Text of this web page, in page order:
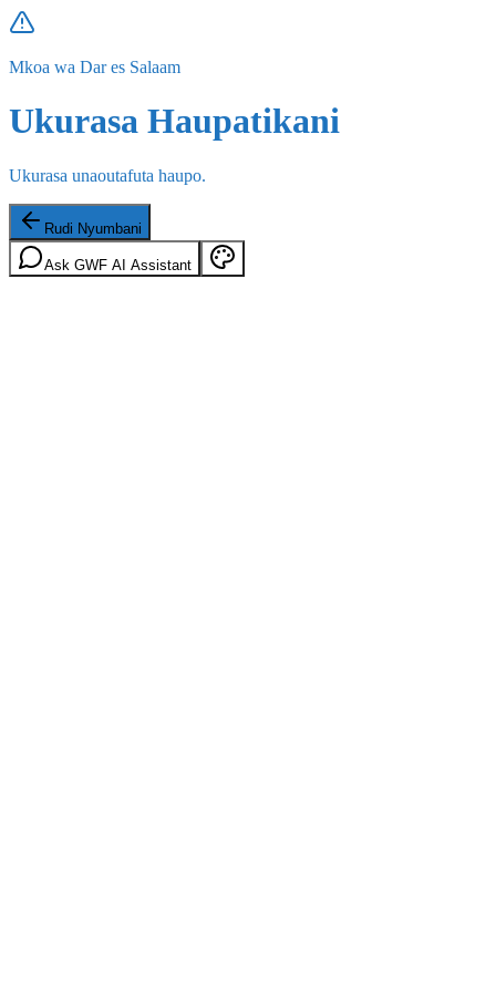
Mkoa wa Dar es Salaam
Ukurasa Haupatikani
Ukurasa unaoutafuta haupo.
Rudi Nyumbani
Ask GWF AI Assistant